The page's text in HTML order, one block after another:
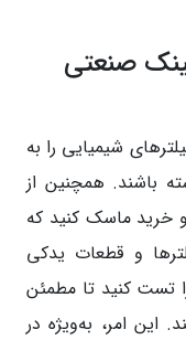
صنعتی
شیمیایی را به
باشند. همچنین از
خرید ماسک کنید که
و قطعات یدکی
تست کنید تا مطمئن
این امر، به‌ویژه در